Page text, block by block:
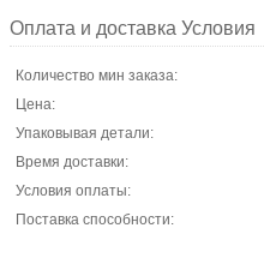
Оплата и доставка Условия
Количество мин заказа:
Цена:
Упаковывая детали:
Время доставки:
Условия оплаты:
Поставка способности: